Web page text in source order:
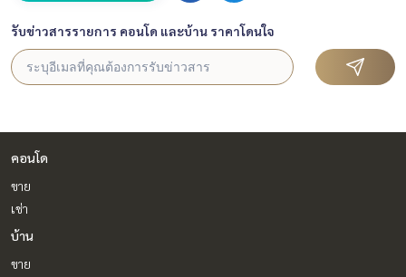
รับข่าวสารรายการ คอนโด และบ้าน ราคาโดนใจ
คอนโด
ขาย
เช่า
บ้าน
ขาย